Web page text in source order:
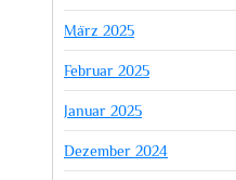
März 2025
Februar 2025
Januar 2025
Dezember 2024